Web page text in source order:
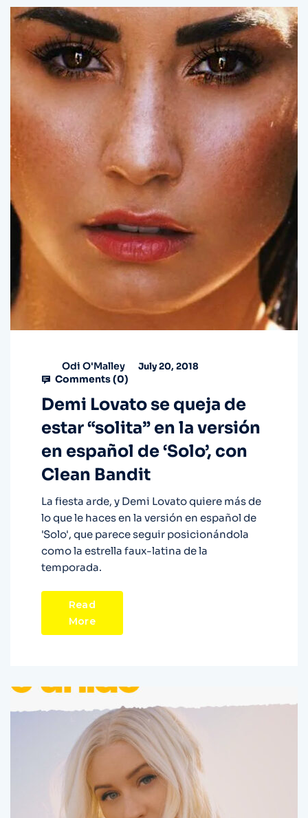
Odi O'Malley July 20, 2018
Comments (0)
Demi Lovato se queja de
estar “solita” en la versión
en español de ‘Solo’, con
Clean Bandit
La fiesta arde, y Demi Lovato quiere más de
lo que le haces en la versión en español de
'Solo', que parece seguir posicionándola
como la estrella faux-latina de la
temporada.
Read
More